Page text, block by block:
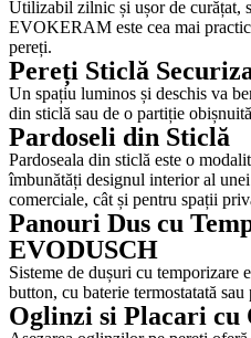
Utilizabil zilnic și ușor de curățat,
EVOKERAM este cea mai
pereți.
Pereți Sticlă
Un spațiu luminos și deschis va
din sticlă sau de o partiție
Pardoseli din Sticlă
Pardoseala din sticlă este o
îmbunătăți designul interior al
comerciale, cât și pentru spații
Panouri Dus cu
EVODUSCH
Sisteme de dușuri cu temporizare
button, cu baterie termostatată sau
Oglinzi si Placari cu